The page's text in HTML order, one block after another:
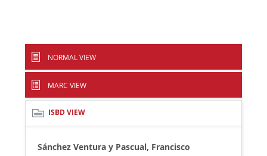
NORMAL VIEW
MARC VIEW
ISBD VIEW
Sánchez Ventura y Pascual, Francisco